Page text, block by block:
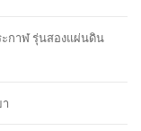
กาฬ รุ่นสองแผ่นดิน